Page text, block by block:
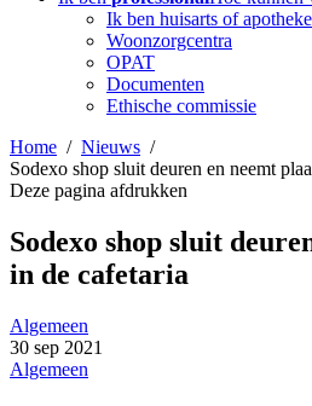
Ik ben huisarts of
Woonzorgcentra
OPAT
Documenten
Ethische commissie
Home
Nieuws
Sodexo shop sluit deuren en neemt
Deze pagina afdrukken
Sodexo shop sluit
in de cafetaria
Algemeen
30 sep 2021
Algemeen